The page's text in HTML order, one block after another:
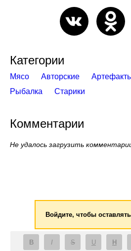
Категории
Мясо Авторские
Рыбалка
Старики
Комментарии
Не удалось загрузить
Войдите, чтобы
B I S U H